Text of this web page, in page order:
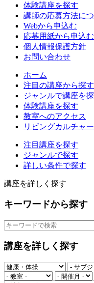
体験講座を探す
講師の応募方法に
Webから申込む
応募用紙から申込む
個人情報保護方針
お問い合わせ
ホーム
注目の講座から探す
ジャンルで講座を
体験講座を探す
教室へのアクセス
リビングカルチャ
注目講座を探す
ジャンルで探す
詳しい条件で探す
講座を詳しく探す
キーワードから探す
講座を詳しく探す